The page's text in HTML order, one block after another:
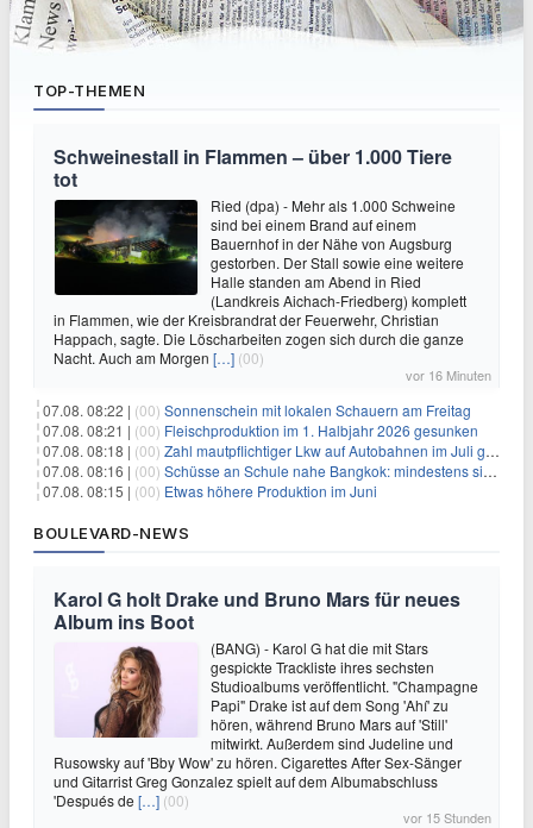
TOP-THEMEN
Schweinestall in Flammen – über 1.000 Tiere
tot
Ried (dpa) - Mehr als 1.000 Schweine
sind bei einem Brand auf einem
Bauernhof in der Nähe von Augsburg
gestorben. Der Stall sowie eine weitere
Halle standen am Abend in Ried
(Landkreis Aichach-Friedberg) komplett
in Flammen, wie der Kreisbrandrat der Feuerwehr, Christian
Happach, sagte. Die Löscharbeiten zogen sich durch die ganze
Nacht. Auch am Morgen […] (00)
vor 16 Minuten
07.08. 08:22 | (00) Sonnenschein mit lokalen Schauern am Freitag
07.08. 08:21 | (00) Fleischproduktion im 1. Halbjahr 2026 gesunken
07.08. 08:18 | (00) Zahl mautpflichtiger Lkw auf Autobahnen im Juli gestiegen
07.08. 08:16 | (00) Schüsse an Schule nahe Bangkok: mindestens sieben Tote
07.08. 08:15 | (00) Etwas höhere Produktion im Juni
BOULEVARD-NEWS
Karol G holt Drake und Bruno Mars für neues
Album ins Boot
(BANG) - Karol G hat die mit Stars
gespickte Trackliste ihres sechsten
Studioalbums veröffentlicht. "Champagne
Papi" Drake ist auf dem Song 'Ahí' zu
hören, während Bruno Mars auf 'Still'
mitwirkt. Außerdem sind Judeline und
Rusowsky auf 'Bby Wow' zu hören. Cigarettes After Sex-Sänger
und Gitarrist Greg Gonzalez spielt auf dem Albumabschluss
'Después de […] (00)
vor 15 Stunden